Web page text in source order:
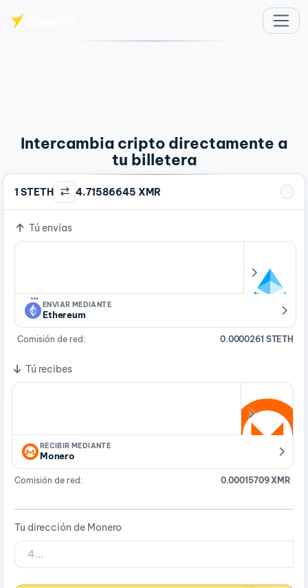
Intercambia cripto directamente a
tu billetera
1 STETH 4.71586645 XMR
Tú envías
…
ENVIAR MEDIANTE
Ethereum
Comisión de red: 0.0000261 STETH
Tú recibes
RECIBIR MEDIANTE
Monero
Comisión de red: 0.00015709 XMR
Tu dirección de Monero